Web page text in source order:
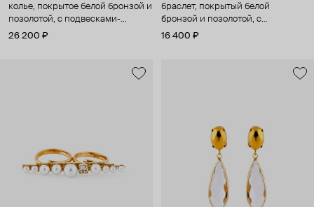
колье, покрытое белой бронзой и
позолотой, с подвесками-
кольцами
26 200 ₽
браслет, покрытый белой
бронзой и позолотой, с
подвесками-кольцами
16 400 ₽